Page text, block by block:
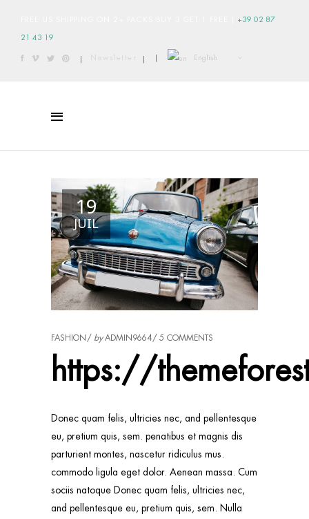
+39 02 87
21 43 19
| | | English
19
JUIL
FASHION byADMIN9664 5 COMMENTS
https://
Donec quam felis, ultricies nec, and pellentesque
eu, pretium quis, sem. penatibus et magnis dis
parturient montes, nascetur ridiculus mus.
commodo ligula eget dolor. Aenean massa. Cum
sociis natoque Donec quam felis, ultricies nec,
and pellentesque eu, pretium quis, sem. Nulla